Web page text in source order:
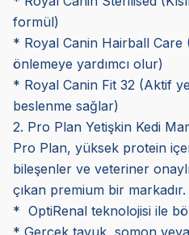
formül)
* Royal Canin Hairball Care
önlemeye yardımcı olur)
* Royal Canin Fit 32 (Aktif
beslenme sağlar)
2. Pro Plan Yetişkin Kedi
Pro Plan, yüksek protein
bileşenler ve veteriner
çıkan premium bir markadır.
* OptiRenal teknolojisi ile